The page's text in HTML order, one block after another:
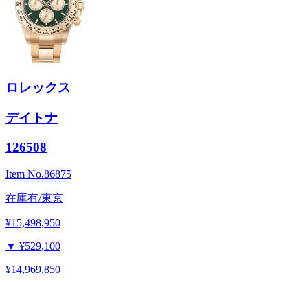
ロレックス
デイトナ
126508
Item No.86875
在庫有/東京
¥15,498,950
▼ ¥529,100
¥14,969,850